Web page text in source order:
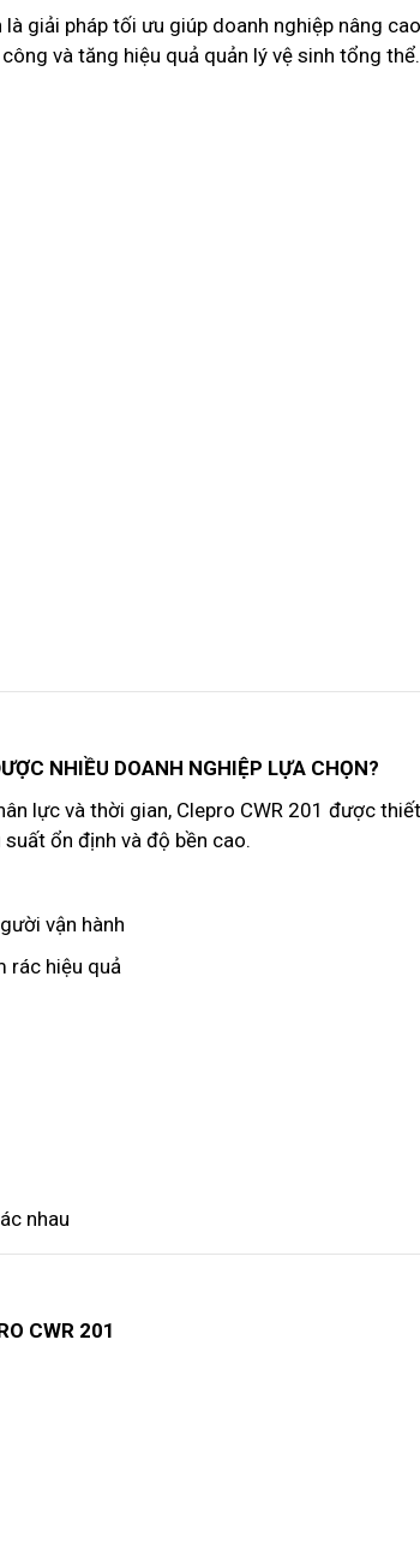
giải pháp tối ưu giúp doanh nghiệp nâng cao
và tăng hiệu quả quản lý vệ sinh tổng thể.
NHIỀU DOANH NGHIỆP LỰA CHỌN?
lực và thời gian, Clepro CWR 201 được
ổn định và độ bền cao.
vận hành
rác hiệu quả
nhau
CWR 201